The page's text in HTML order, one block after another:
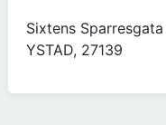
Sixtens
YSTAD, 27139